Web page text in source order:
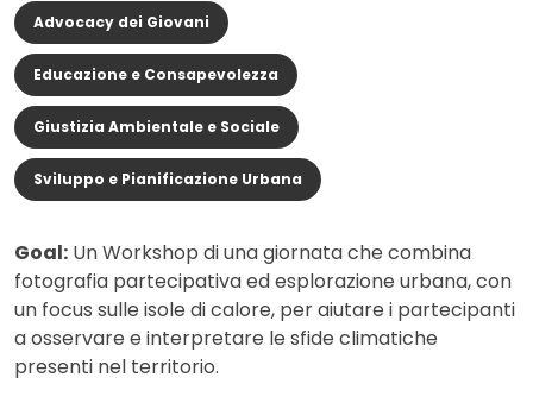
Advocacy dei Giovani
Educazione e Consapevolezza
Giustizia Ambientale e Sociale
Sviluppo e Pianificazione Urbana
Goal: Un Workshop di una giornata che combina
fotografia partecipativa ed esplorazione urbana, con
un focus sulle isole di calore, per aiutare i partecipanti
a osservare e interpretare le sfide climatiche
presenti nel territorio.